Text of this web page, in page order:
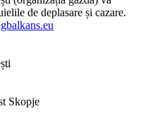
de deplasare și cazare.
Skopje